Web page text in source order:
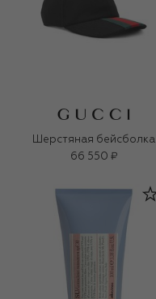
Шерстяная бейсболка
66 550 ₽